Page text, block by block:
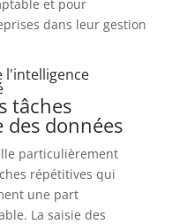
et pour
dans leur gestion
l'intelligence
tâches
des données
particulièrement
répétitives qui
une part
La saisie des